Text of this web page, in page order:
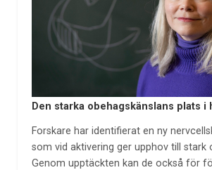
Den starka obehagskänslans plats i
Forskare har identifierat en ny
som vid aktivering ger upphov till stark
Genom upptäckten kan de också för